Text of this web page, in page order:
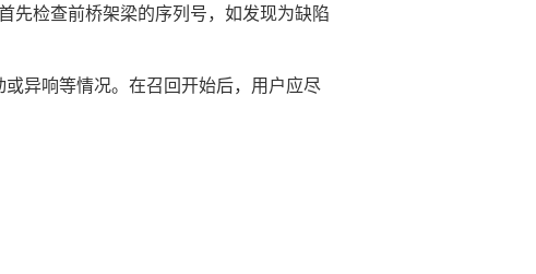
先检查前桥架梁的序列号，如发现为缺陷
异响等情况。在召回开始后，用户应尽